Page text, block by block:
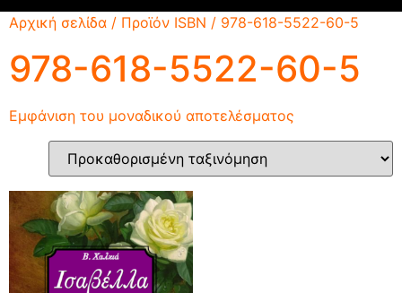
Αρχική σελίδα / Προϊόν ISBN / 978-618-5522-60-5
978-618-5522-60-5
Εμφάνιση του μοναδικού αποτελέσματος